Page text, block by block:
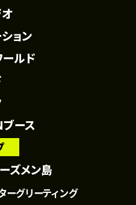
ョン
ルド
ース
ズメン島
ーグリーティング